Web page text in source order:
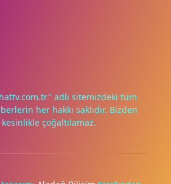
ve içeriğimizi geliştirmek için çerezler
adlı sitemizdeki tüm
her hakkı saklıdır. Bizden
çoğaltılamaz.